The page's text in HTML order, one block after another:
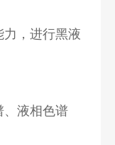
，进行黑液
、液相色谱